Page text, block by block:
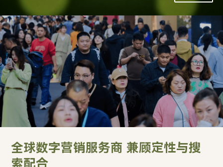
全球数字营销服务商 兼顾定性与搜
索配合